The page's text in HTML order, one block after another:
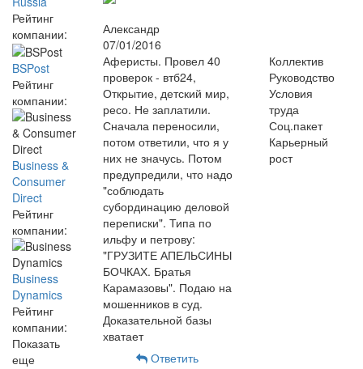
Рейтинг
компании:
BSPost
Рейтинг
компании:
Business &
Consumer
Direct
Рейтинг
компании:
Business
Dynamics
Рейтинг
компании:
Показать
еще
Александр
07/01/2016
Аферисты. Провел 40
проверок - втб24,
Открытие, детский мир,
ресо. Не заплатили.
Сначала переносили,
потом ответили, что я у
них не значусь. Потом
предупредили, что надо
"соблюдать
субординацию деловой
переписки". Типа по
ильфу и петрову:
"ГРУЗИТЕ АПЕЛЬСИНЫ
БОЧКАХ. Братья
Карамазовы". Подаю на
мошенников в суд.
Доказательной базы
хватает
Коллектив
Руководство
Условия
труда
Соц.пакет
Карьерный
рост
Ответить